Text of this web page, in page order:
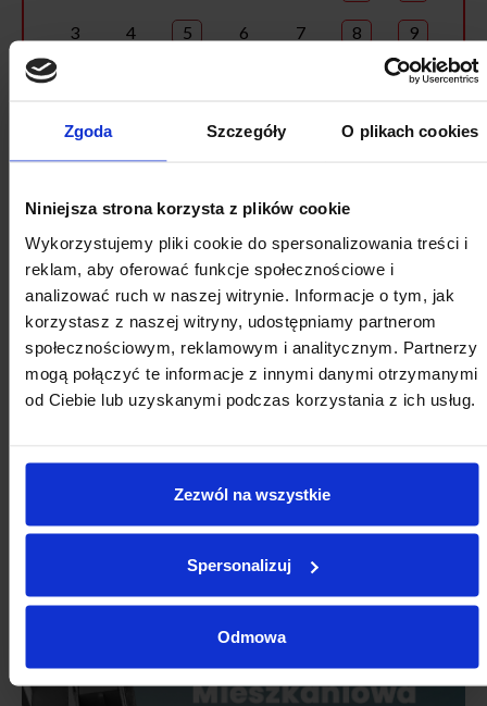
Zgoda Szczegóły O plikach cookies
Niniejsza strona korzysta z plików cookie
Wykorzystujemy pliki cookie do spersonalizowania treści i
reklam, aby oferować funkcje społecznościowe i
analizować ruch w naszej witrynie. Informacje o tym, jak
korzystasz z naszej witryny, udostępniamy partnerom
społecznościowym, reklamowym i analitycznym. Partnerzy
mogą połączyć te informacje z innymi danymi otrzymanymi
od Ciebie lub uzyskanymi podczas korzystania z ich usług.
Zezwól na wszystkie
Spersonalizuj
Odmowa
3 4 5 6 7 8 9
16
24 25
31 1 2 3 4